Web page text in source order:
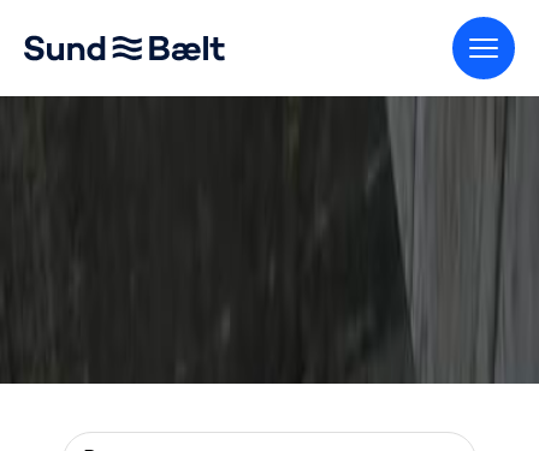
Presserum